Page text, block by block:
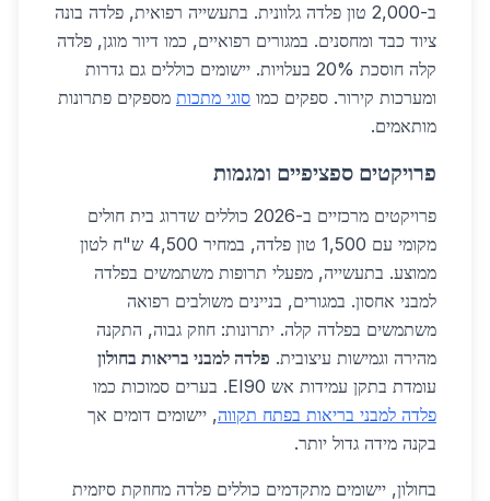
ב-2,000 טון פלדה גלוונית. בתעשייה רפואית, פלדה בונה
ציוד כבד ומחסנים. במגורים רפואיים, כמו דיור מוגן, פלדה
קלה חוסכת 20% בעלויות. יישומים כוללים גם גדרות
ומערכות קירור. ספקים כמו סוגי מתכות מספקים פתרונות
מותאמים.
פרויקטים ספציפיים ומגמות
פרויקטים מרכזיים ב-2026 כוללים שדרוג בית חולים
מקומי עם 1,500 טון פלדה, במחיר 4,500 ש"ח לטון
ממוצע. בתעשייה, מפעלי תרופות משתמשים בפלדה
למבני אחסון. במגורים, בניינים משולבים רפואה
משתמשים בפלדה קלה. יתרונות: חוזק גבוה, התקנה
מהירה וגמישות עיצובית. פלדה למבני בריאות בחולון
עומדת בתקן עמידות אש EI90. בערים סמוכות כמו
פלדה למבני בריאות בפתח תקווה, יישומים דומים אך
בקנה מידה גדול יותר.
בחולון, יישומים מתקדמים כוללים פלדה מחוזקת סיזמית